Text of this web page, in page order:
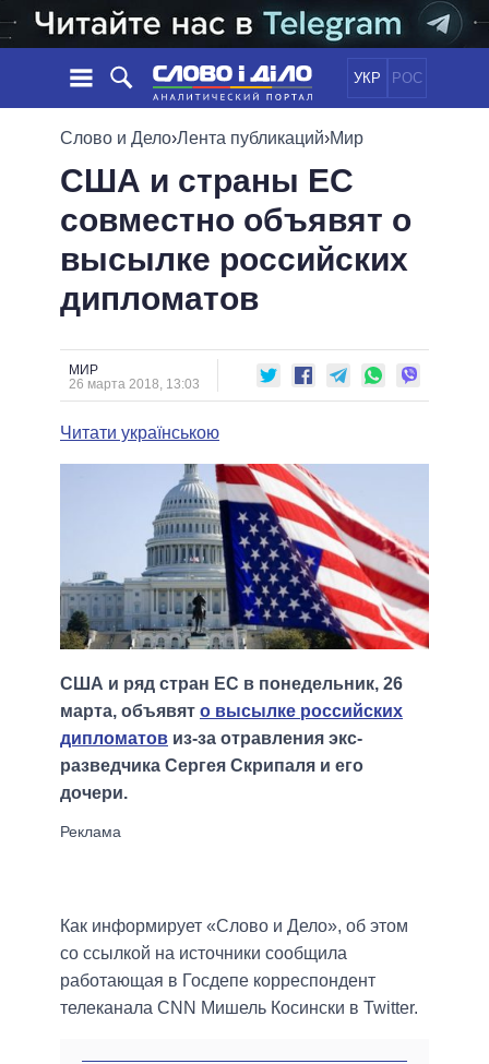
УКР РОС
НОВОСТИ
ЛЕНТА
СОБЫТИЯ
СТАТЬИ
ОБЗОРЫ
ДАЙДЖЕСТЫ
ПОЛИТИКА
ЭКОНОМИКА
ОБЩЕСТВО
ОБЕЩАНИЯ
ПОЛИТИКИ
ПРЕЗИДЕНТ И ОФИС
ВЕРХОВНАЯ РАДА
КАБИНЕТ МИНИСТРОВ
МЭРЫ
ВСЕ ПЕРСОНЫ
ИНФОГРАФИКА
ПОДДЕРЖАТЬ
СРАВНЕНИЕ ПОЛИТИКОВ
Слово и Дело›Лента публикаций›Мир
США и страны ЕС
совместно объявят о
высылке российских
дипломатов
МИР
26 марта 2018, 13:03
Читати українською
США и ряд стран ЕС в понедельник, 26
марта, объявят о высылке российских
дипломатов из-за отравления экс-
разведчика Сергея Скрипаля и его
дочери.
Как информирует «Слово и Дело», об этом
со ссылкой на источники сообщила
работающая в Госдепе корреспондент
телеканала CNN Мишель Косински в Twitter.